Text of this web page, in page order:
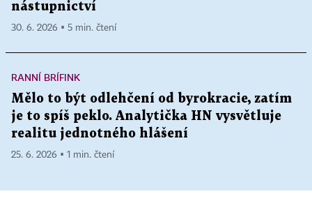
nástupnictví
30. 6. 2026 ▪ 5 min. čtení
RANNÍ BRÍFINK
Mělo to být odlehčení od byrokracie, zatím
je to spíš peklo. Analytička HN vysvětluje
realitu jednotného hlášení
25. 6. 2026 ▪ 1 min. čtení